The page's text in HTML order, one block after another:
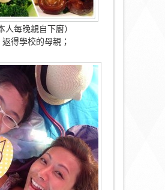
人每晚親自下廚）
返得學校的母親；